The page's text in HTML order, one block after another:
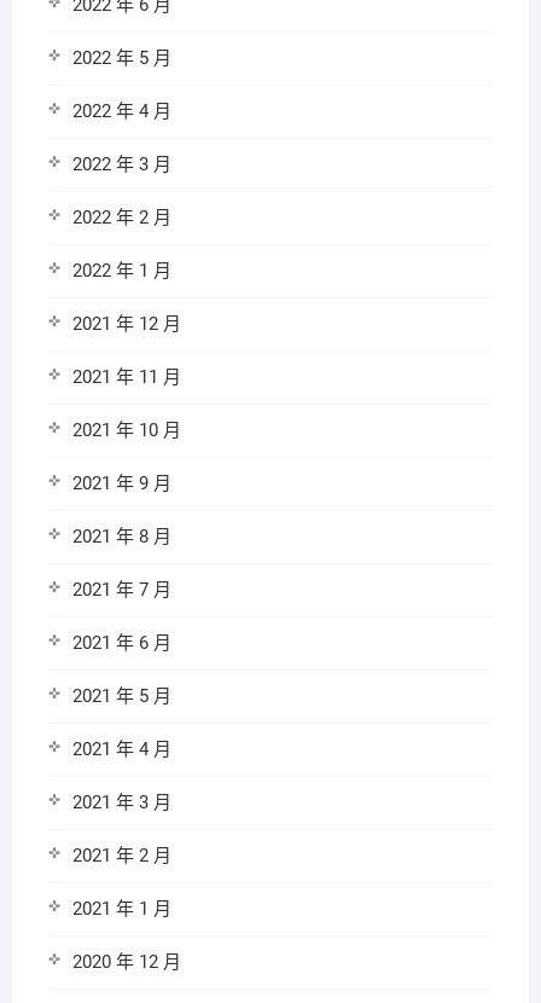
2022 年 6 月
2022 年 5 月
2022 年 4 月
2022 年 3 月
2022 年 2 月
2022 年 1 月
2021 年 12 月
2021 年 11 月
2021 年 10 月
2021 年 9 月
2021 年 8 月
2021 年 7 月
2021 年 6 月
2021 年 5 月
2021 年 4 月
2021 年 3 月
2021 年 2 月
2021 年 1 月
2020 年 12 月